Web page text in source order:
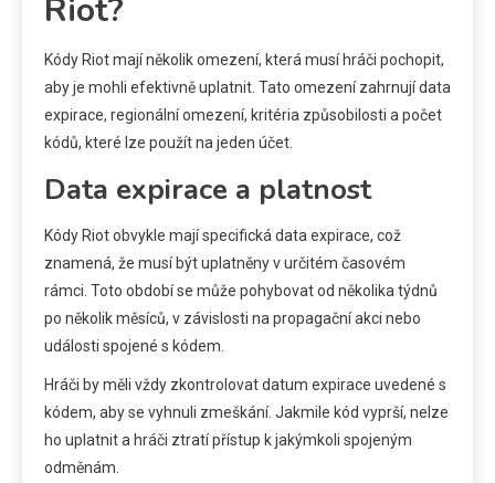
Riot?
Kódy Riot mají několik omezení, která musí hráči pochopit,
aby je mohli efektivně uplatnit. Tato omezení zahrnují data
expirace, regionální omezení, kritéria způsobilosti a počet
kódů, které lze použít na jeden účet.
Data expirace a platnost
Kódy Riot obvykle mají specifická data expirace, což
znamená, že musí být uplatněny v určitém časovém
rámci. Toto období se může pohybovat od několika týdnů
po několik měsíců, v závislosti na propagační akci nebo
události spojené s kódem.
Hráči by měli vždy zkontrolovat datum expirace uvedené s
kódem, aby se vyhnuli zmeškání. Jakmile kód vyprší, nelze
ho uplatnit a hráči ztratí přístup k jakýmkoli spojeným
odměnám.